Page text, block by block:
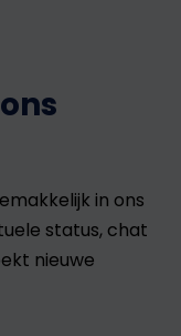
in ons
status, chat
nieuwe